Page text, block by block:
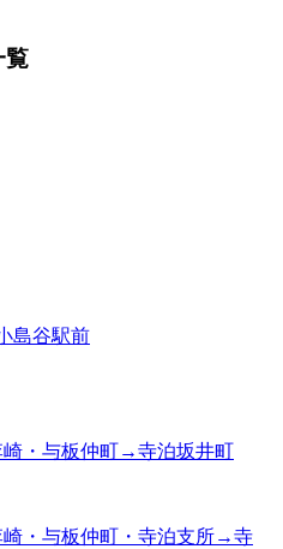
覧
島谷駅前
・与板仲町→寺泊坂井町
・与板仲町・寺泊支所→寺